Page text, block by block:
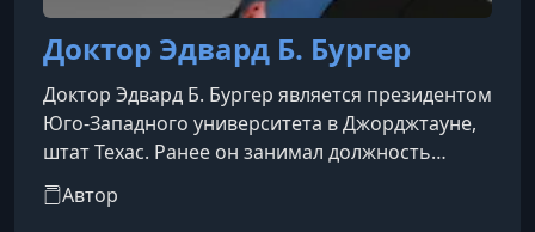
Доктор Эдвард Б. Бургер
Доктор Эдвард Б. Бургер является президентом
Юго-Западного университета в Джорджтауне,
штат Техас. Ранее он занимал должность
профессора математики Фрэнсис Кристофер
Окли Третьего века в Уильямс-колледже. Он
Автор